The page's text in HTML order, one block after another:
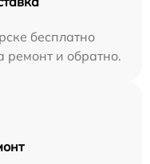
бесплатно
ремонт и обратно.